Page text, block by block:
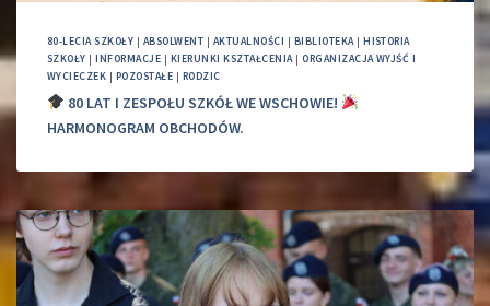
80-LECIA SZKOŁY | ABSOLWENT | AKTUALNOŚCI | BIBLIOTEKA|HISTORIA
SZKOŁY |INFORMACJE | KIERUNKI KSZTAŁCENIA|ORGANIZACJA WYJŚĆ I
WYCIECZEK | POZOSTAŁE | RODZIC
80 LAT I ZESPOŁU SZKÓŁ WE WSCHOWIE!
HARMONOGRAM OBCHODÓW.